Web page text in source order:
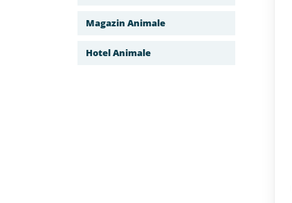
Magazin Animale
Hotel Animale